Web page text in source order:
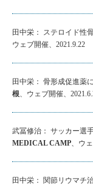
田中栄： ステロイド性
ウェブ開催、2021.9.22
田中栄： 骨形成促進薬
根、ウェブ開催、
武冨修治： サッカー選
MEDICAL CAMP、ウ
田中栄： 関節リウマチ